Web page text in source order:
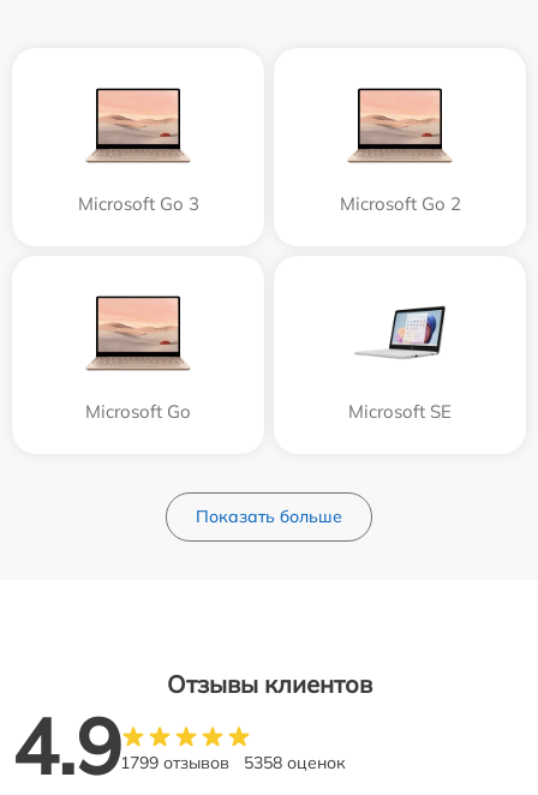
Microsoft Go 3 Microsoft Go 2
Microsoft Go Microsoft SE
Показать больше
Отзывы клиентов
4.91799 отзывов 5358 оценок